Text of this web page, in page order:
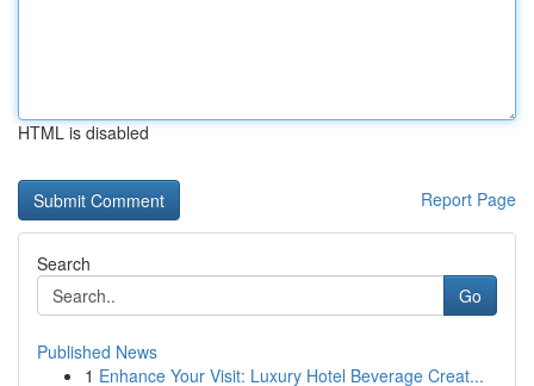
HTML is disabled
Report Page
Search
Go
Published News
1 Enhance Your Visit: Luxury Hotel Beverage Creat...